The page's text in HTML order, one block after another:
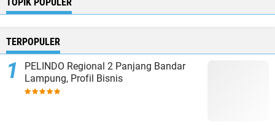
TERPOPULER
PELINDO Regional 2 Panjang Bandar
Lampung, Profil Bisnis